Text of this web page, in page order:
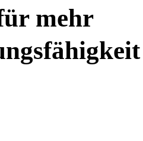
mehr